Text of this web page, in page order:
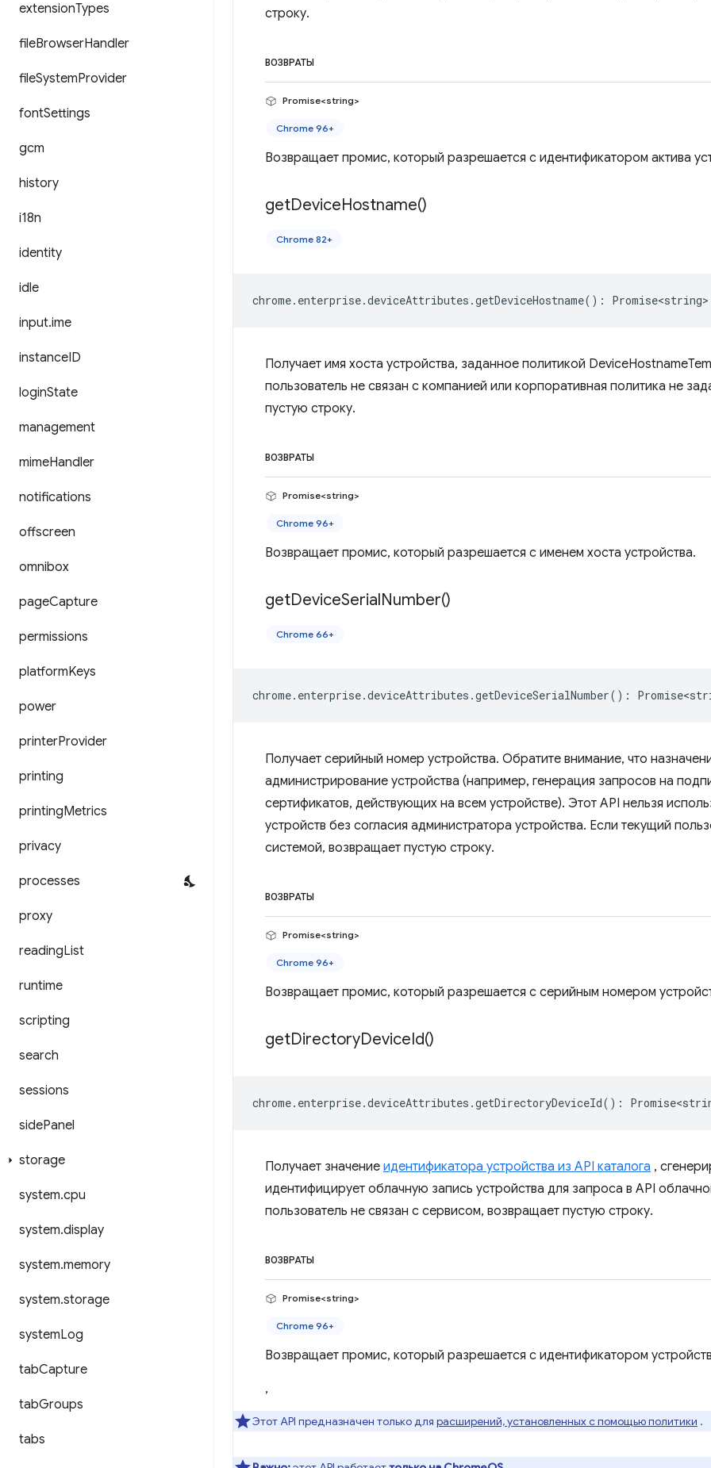
extensionTypes
fileBrowserHandler
fileSystemProvider
fontSettings
gcm
history
i18n
identity
idle
input.ime
instanceID
loginState
management
mimeHandler
notifications
offscreen
omnibox
pageCapture
permissions
platformKeys
power
printerProvider
printing
printingMetrics
privacy
processes
proxy
readingList
runtime
scripting
search
sessions
sidePanel
storage
system.cpu
system.display
system.memory
system.storage
systemLog
tabCapture
tabGroups
tabs
строку.
ВОЗВРАТЫ
Promise<string>
Chrome 96+
Возвращает промис, который разрешается с идентификатором актива
getDeviceHostname()
Chrome 82+
chrome. enterprise.deviceAttributes .getDeviceHostname() : Promise<string>
Получает имя хоста устройства, заданное политикой
пользователь не связан с компанией или корпоративная политика не
пустую строку.
ВОЗВРАТЫ
Promise<string>
Chrome 96+
Возвращает промис, который разрешается с именем хоста устройства.
getDeviceSerialNumber()
Chrome 66+
chrome. enterprise.deviceAttributes .getDeviceSerialNumber() :
Получает серийный номер устройства. Обратите внимание, что
администрирование устройства (например, генерация запросов на
сертификатов, действующих на всем устройстве). Этот API нельзя
устройств без согласия администратора устройства. Если текущий
системой, возвращает пустую строку.
ВОЗВРАТЫ
Promise<string>
Chrome 96+
Возвращает промис, который разрешается с серийным номером
getDirectoryDeviceId()
chrome. enterprise.deviceAttributes .getDirectoryDeviceId() :
Получает значение идентификатора устройства из API каталога ,
идентифицирует облачную запись устройства для запроса в API
пользователь не связан с сервисом, возвращает пустую строку.
ВОЗВРАТЫ
Promise<string>
Chrome 96+
Возвращает промис, который разрешается с идентификатором
,
Этот API предназначен только для расширений, установленных с помощью политики .